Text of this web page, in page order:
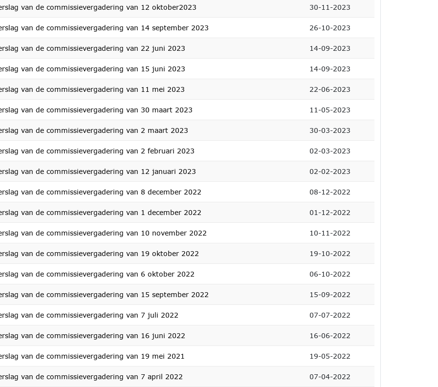
van de commissievergadering van 12 oktober2023 30-11-2023
van de commissievergadering van 14 september 2023 26-10-2023
van de commissievergadering van 22 juni 2023 14-09-2023
van de commissievergadering van 15 juni 2023 14-09-2023
van de commissievergadering van 11 mei 2023 22-06-2023
van de commissievergadering van 30 maart 2023 11-05-2023
van de commissievergadering van 2 maart 2023 30-03-2023
van de commissievergadering van 2 februari 2023 02-03-2023
van de commissievergadering van 12 januari 2023 02-02-2023
van de commissievergadering van 8 december 2022 08-12-2022
van de commissievergadering van 1 december 2022 01-12-2022
van de commissievergadering van 10 november 2022 10-11-2022
van de commissievergadering van 19 oktober 2022 19-10-2022
van de commissievergadering van 6 oktober 2022 06-10-2022
van de commissievergadering van 15 september 2022 15-09-2022
van de commissievergadering van 7 juli 2022 07-07-2022
van de commissievergadering van 16 juni 2022 16-06-2022
van de commissievergadering van 19 mei 2021 19-05-2022
van de commissievergadering van 7 april 2022 07-04-2022